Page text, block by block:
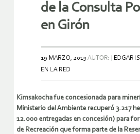
de la Consulta
en Girón
19 MARZO, 2019 AUTOR:
EDGAR
EN LA RED
Kimsakocha fue concesionada para
Ministerio del Ambiente recuperó 3.217
12.000 entregadas en concesión) para
de Recreación que forma parte de la